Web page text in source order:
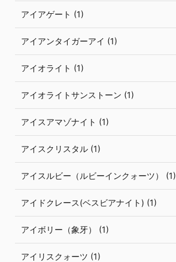
アイアゲート (1)
アイアンタイガーアイ (1)
アイオライト (1)
アイオライトサンストーン (1)
アイスアマゾナイト (1)
アイスクリスタル (1)
アイスルビー（ルビーインクォーツ） (1)
アイドクレース(ベスビアナイト) (1)
アイボリー（象牙） (1)
アイリスクォーツ (1)